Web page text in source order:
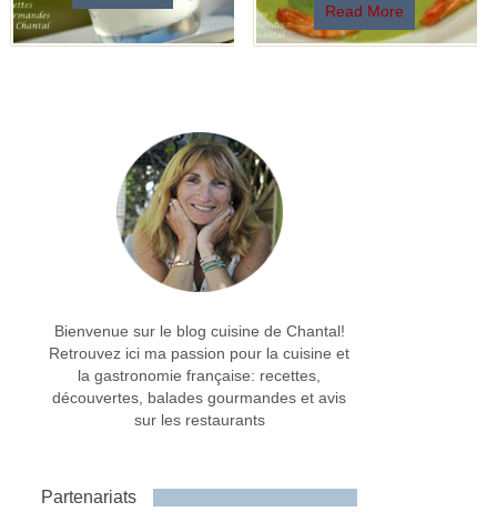
Read More
Bienvenue sur le blog cuisine de Chantal!
Retrouvez ici ma passion pour la cuisine et
la gastronomie française: recettes,
découvertes, balades gourmandes et avis
sur les restaurants
Partenariats